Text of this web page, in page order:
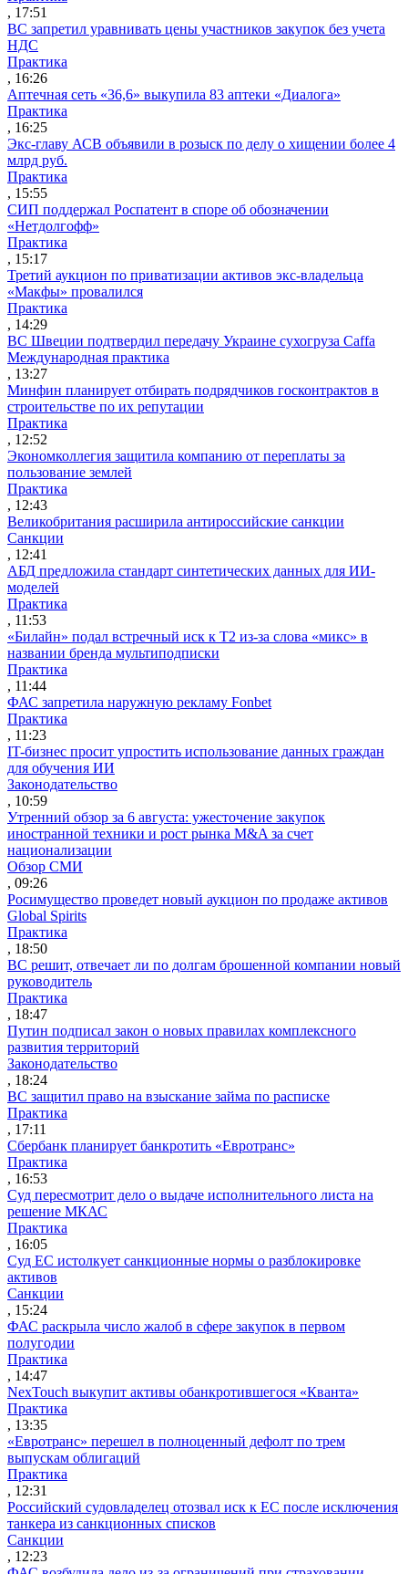
, 17:51
ВС запретил уравнивать цены участников закупок без учета
НДС
Практика
, 16:26
Аптечная сеть «36,6» выкупила 83 аптеки «Диалога»
Практика
, 16:25
Экс-главу АСВ объявили в розыск по делу о хищении более 4
млрд руб.
Практика
, 15:55
СИП поддержал Роспатент в споре об обозначении
«Нетдолгофф»
Практика
, 15:17
Третий аукцион по приватизации активов экс-владельца
«Макфы» провалился
Практика
, 14:29
ВС Швеции подтвердил передачу Украине сухогруза Caffa
Международная практика
, 13:27
Минфин планирует отбирать подрядчиков госконтрактов в
строительстве по их репутации
Практика
, 12:52
Экономколлегия защитила компанию от переплаты за
пользование землей
Практика
, 12:43
Великобритания расширила антироссийские санкции
Санкции
, 12:41
АБД предложила стандарт синтетических данных для ИИ-
моделей
Практика
, 11:53
«Билайн» подал встречный иск к Т2 из-за слова «микс» в
названии бренда мультиподписки
Практика
, 11:44
ФАС запретила наружную рекламу Fonbet
Практика
, 11:23
IT-бизнес просит упростить использование данных граждан
для обучения ИИ
Законодательство
, 10:59
Утренний обзор за 6 августа: ужесточение закупок
иностранной техники и рост рынка M&A за счет
национализации
Обзор СМИ
, 09:26
Росимущество проведет новый аукцион по продаже активов
Global Spirits
Практика
, 18:50
ВС решит, отвечает ли по долгам брошенной компании новый
руководитель
Практика
, 18:47
Путин подписал закон о новых правилах комплексного
развития территорий
Законодательство
, 18:24
ВС защитил право на взыскание займа по расписке
Практика
, 17:11
Сбербанк планирует банкротить «Евротранс»
Практика
, 16:53
Суд пересмотрит дело о выдаче исполнительного листа на
решение МКАС
Практика
, 16:05
Суд ЕС истолкует санкционные нормы о разблокировке
активов
Санкции
, 15:24
ФАС раскрыла число жалоб в сфере закупок в первом
полугодии
Практика
, 14:47
NexTouch выкупит активы обанкротившегося «Кванта»
Практика
, 13:35
«Евротранс» перешел в полноценный дефолт по трем
выпускам облигаций
Практика
, 12:31
Российский судовладелец отозвал иск к ЕС после исключения
танкера из санкционных списков
Санкции
, 12:23